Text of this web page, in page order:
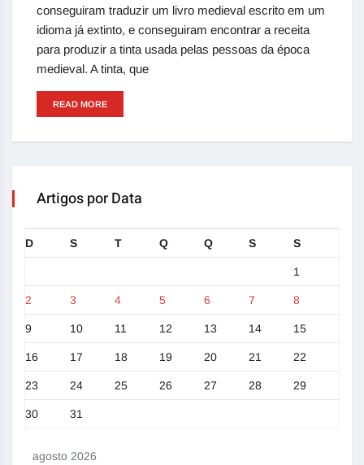
conseguiram traduzir um livro medieval escrito em um
idioma já extinto, e conseguiram encontrar a receita
para produzir a tinta usada pelas pessoas da época
medieval. A tinta, que
READ MORE
Artigos por Data
agosto 2026
D S T Q Q S S
1
2 3 4 5 6 7 8
9 10 11 12 13 14 15
16 17 18 19 20 21 22
23 24 25 26 27 28 29
30 31